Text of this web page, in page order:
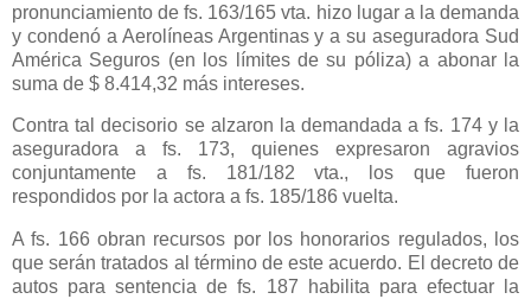
pronunciamiento de fs. 163/165 vta. hizo lugar a la demanda
y condenó a Aerolíneas Argentinas y a su aseguradora Sud
América Seguros (en los límites de su póliza) a abonar la
suma de $ 8.414,32 más intereses.
Contra tal decisorio se alzaron la demandada a fs. 174 y la
aseguradora a fs. 173, quienes expresaron agravios
conjuntamente a fs. 181/182 vta., los que fueron
respondidos por la actora a fs. 185/186 vuelta.
A fs. 166 obran recursos por los honorarios regulados, los
que serán tratados al término de este acuerdo. El decreto de
autos para sentencia de fs. 187 habilita para efectuar la